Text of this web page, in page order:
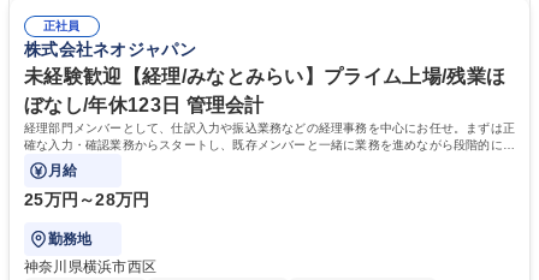
指定する業務 募集職種 横浜市【共済金支払事務】金融保険業界経験歓迎/
各種手当充実/転勤無
務へのキャリアチェンジ希望者も大歓迎です！ 学歴・資格 学歴：大学院
大学 高専 短大 専修学校 高校 語学力： 資格：
正社員
株式会社ネオジャパン
未経験歓迎【経理/みなとみらい】プライム上場/残業ほ
ぼなし/年休123日 管理会計
経理部門メンバーとして、仕訳入力や振込業務などの経理事務を中心にお任せ。まずは正
確な入力・確認業務からスタートし、既存メンバーと一緒に業務を進めながら段階的に経
理知識を身につけていただきます。
月給
25万円～28万円
勤務地
神奈川県横浜市西区